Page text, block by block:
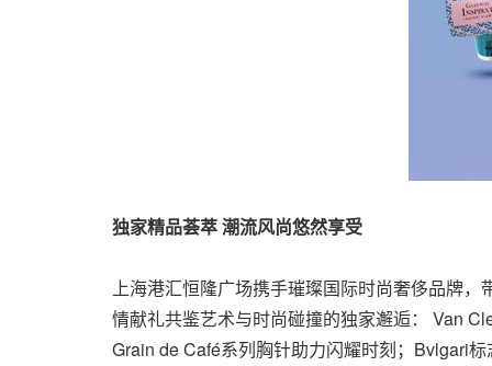
独家精品荟萃 潮流风尚悠然享受
上海港汇恒隆广场携手璀璨国际时尚奢侈品牌
情献礼共鉴艺术与时尚碰撞的独家邂逅： Van
Grain de Café系列胸针助力闪耀时刻；Bvlgari